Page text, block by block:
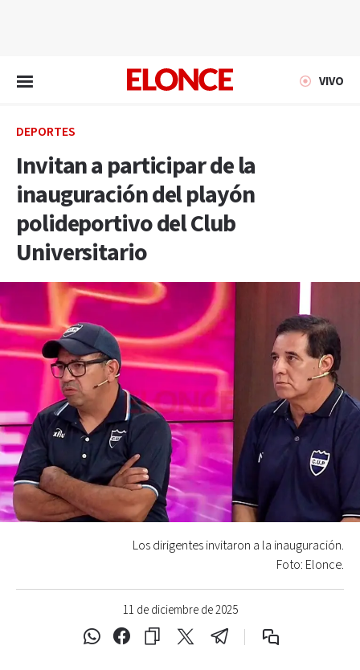
VIVO
DEPORTES
Invitan a participar de la
inauguración del playón
polideportivo del Club
Universitario
11 de diciembre de 2025
Los dirigentes invitaron a la inauguración.
Foto: Elonce.